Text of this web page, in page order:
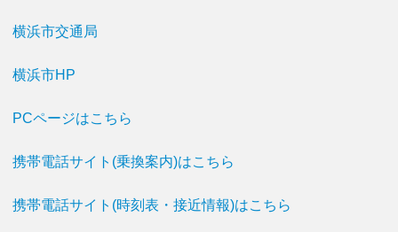
横浜市交通局
横浜市HP
PCページはこちら
携帯電話サイト(乗換案内)はこちら
携帯電話サイト(時刻表・接近情報)はこちら